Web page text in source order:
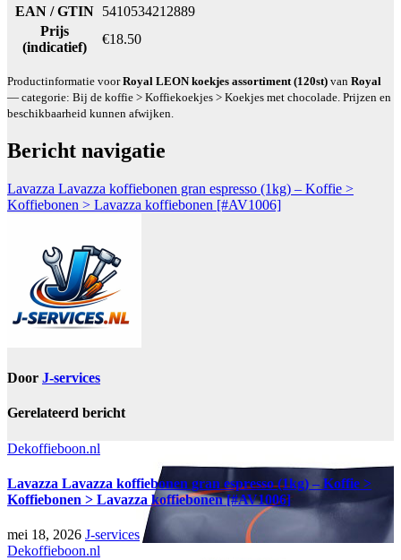
EAN / GTIN
5410534212889
Prijs
(indicatief)
€18.50
Productinformatie voorRoyal LEON koekjes assortiment (120st) van Royal
— categorie: Bij de koffie > Koffiekoekjes > Koekjes met chocolade. Prijzen en
beschikbaarheid kunnen afwijken.
Bericht navigatie
Lavazza Lavazza koffiebonen gran espresso (1kg) – Koffie >
Koffiebonen > Lavazza koffiebonen [#AV1006]
Door J-services
Gerelateerd bericht
Dekoffieboon.nl
Lavazza Lavazza koffiebonen gran espresso (1kg) – Koffie >
Koffiebonen > Lavazza koffiebonen [#AV1006]
mei 18, 2026 J-services
Dekoffieboon.nl